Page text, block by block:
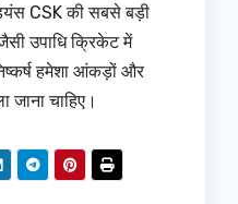
CSK की सबसे बड़ी
जैसी उपाधि क्रिकेट में
हमेशा आंकड़ों और
जाना चाहिए।